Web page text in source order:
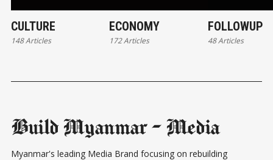
CULTURE
148 Articles
ECONOMY
172 Articles
FOLLOWUP
48 Articles
Build Myanmar - Media
Myanmar's leading Media Brand focusing on rebuilding